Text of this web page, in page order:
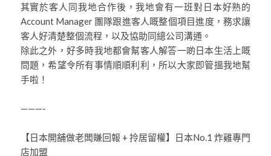
其實於客人同我地合作後，我地會有一班對日本好熟的
Account Manager 團隊跟進客人嘅整個項目進度，務求讓
客人好清楚整個流程，以及協助同總公司溝通。
除此之外，好多時我地都會幫客人解答一啲日本生活上嘅
問題，希望令所有事情順順利利，所以大家即管搵我地幫
手啦！
———-
【日本開舖做老闆賺回報 + 拎居留權】日本No.1 炸雞專門
店加盟